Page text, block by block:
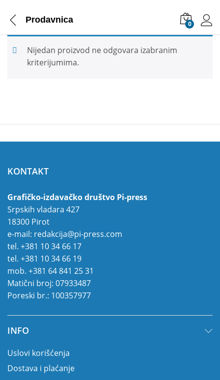
Prodavnica 0
Nijedan proizvod ne odgovara izabranim
kriterijumima.
KONTAKT
Grafičko-izdavačko društvo Pi-press
Srpskih vladara 427
18300 Pirot
e-mail: redakcija@pi-press.com
tel. +381 10 34 66 17
tel. +381 10 34 66 19
mob. +381 64 841 25 31
Matični broj: 07933487
Poreski br.: 100357977
INFO
Uslovi korišćenja
Dostava i plaćanje